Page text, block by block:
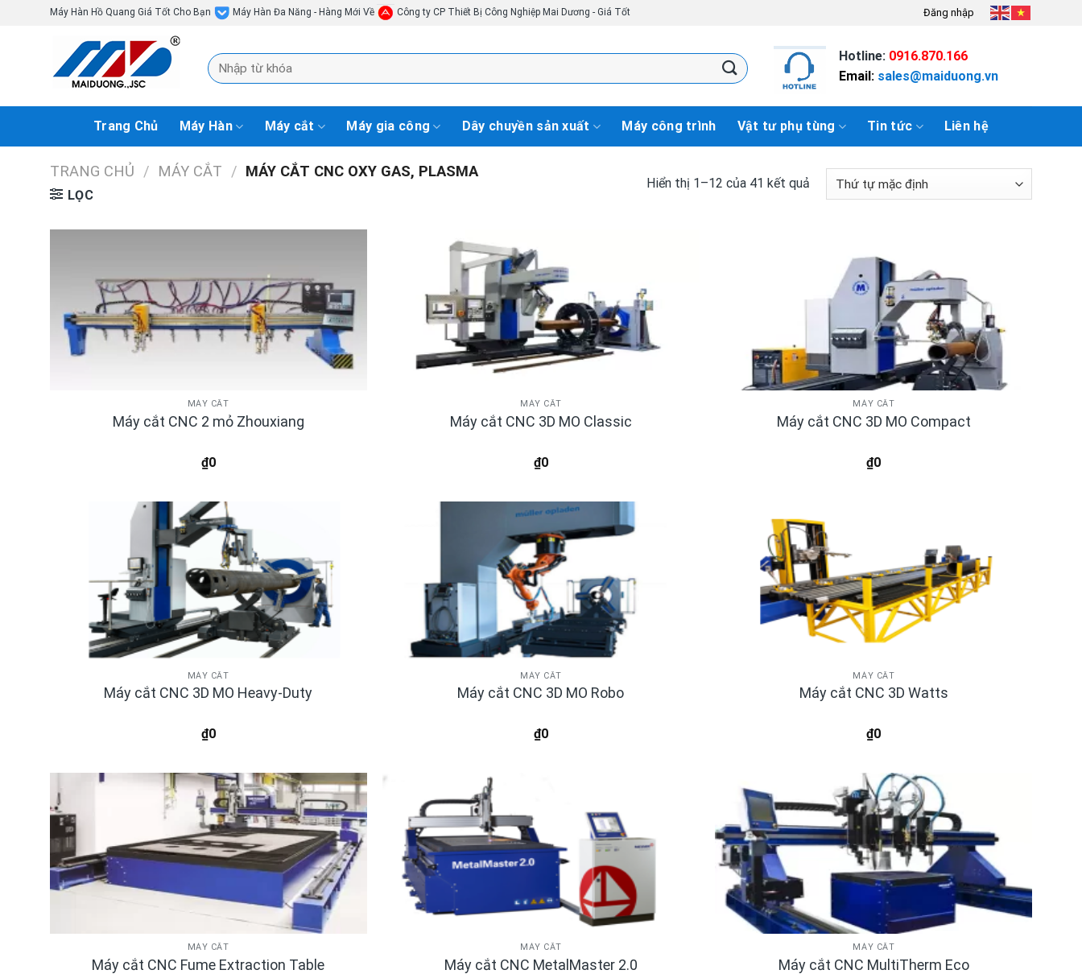
Máy Hàn Hồ Quang Giá Tốt Cho Bạn Máy Hàn Đa Năng - Hàng Mới Về Công ty CP Thiết Bị Công Nghiệp Mai Dương - Giá Tốt Đăng nhập
Tìm
kiếm:
Hotline: 0916.870.166
Email: sales@maiduong.vn
Trang Chủ Máy Hàn Máy cắt Máy gia công Dây chuyền sản xuất Máy công trình Vật tư phụ tùng Tin tức Liên hệ
TRANG CHỦ / MÁY CẮT / MÁY CẮT CNC OXY GAS, PLASMA
LỌC
Hiển thị 1–12 của 41 kết quả
MÁY CẮT
Máy cắt CNC 2 mỏ Zhouxiang
₫0
MÁY CẮT
Máy cắt CNC 3D MO Classic
₫0
MÁY CẮT
Máy cắt CNC 3D MO Compact
₫0
MÁY CẮT
Máy cắt CNC 3D MO Heavy-Duty
₫0
MÁY CẮT
Máy cắt CNC 3D MO Robo
₫0
MÁY CẮT
Máy cắt CNC 3D Watts
₫0
MÁY CẮT
Máy cắt CNC Fume Extraction Table
MÁY CẮT
Máy cắt CNC MetalMaster 2.0
MÁY CẮT
Máy cắt CNC MultiTherm Eco